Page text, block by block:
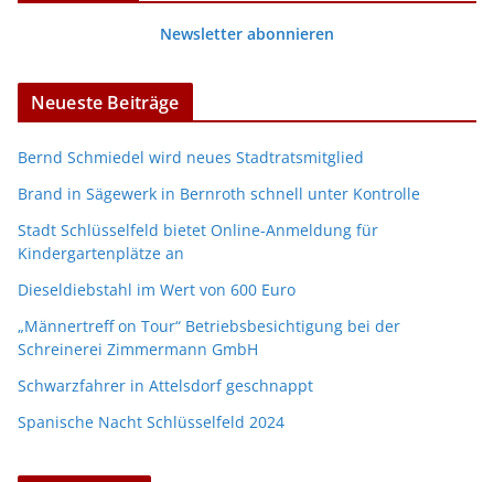
Newsletter abonnieren
Neueste Beiträge
Bernd Schmiedel wird neues Stadtratsmitglied
Brand in Sägewerk in Bernroth schnell unter Kontrolle
Stadt Schlüsselfeld bietet Online-Anmeldung für
Kindergartenplätze an
Dieseldiebstahl im Wert von 600 Euro
„Männertreff on Tour“ Betriebsbesichtigung bei der
Schreinerei Zimmermann GmbH
Schwarzfahrer in Attelsdorf geschnappt
Spanische Nacht Schlüsselfeld 2024